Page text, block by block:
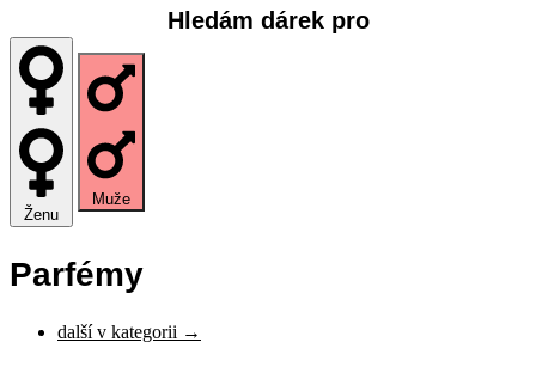
Hledám dárek pro
Ženu
Muže
Parfémy
další v kategorii →